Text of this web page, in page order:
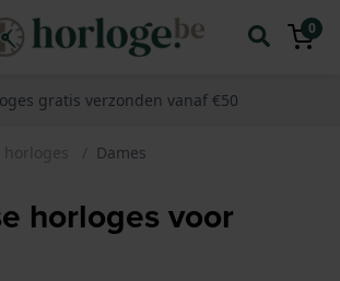
0
gratis verzonden vanaf €50
horloges Dames
horloges voor